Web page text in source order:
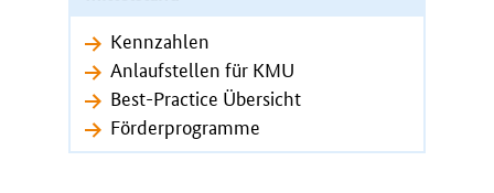
Kennzahlen
Anlaufstellen für KMU
Best-Practice Übersicht
Förderprogramme